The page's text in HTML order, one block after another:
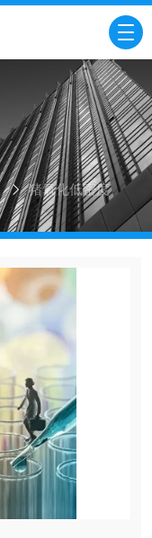
猪氧化低密度